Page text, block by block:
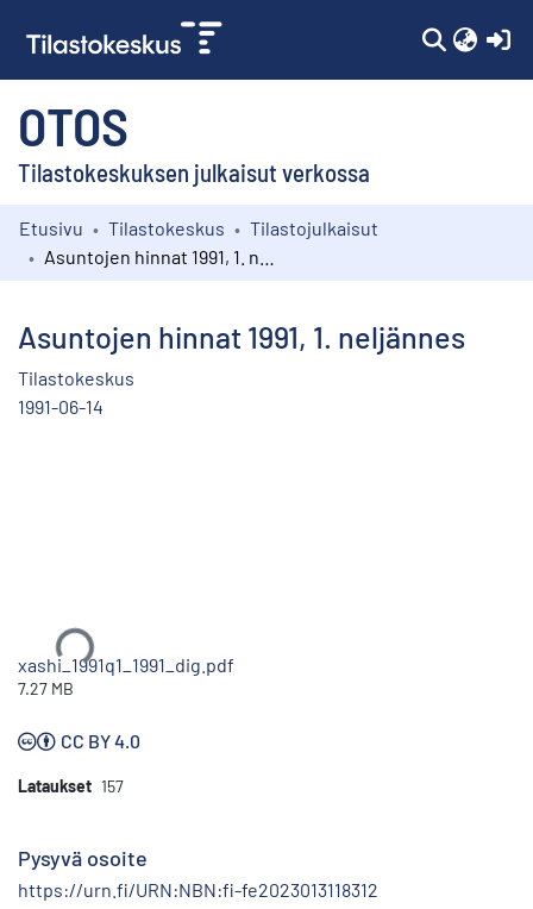
OTOS
Tilastokeskuksen julkaisut verkossa
Kokoelmat
Etusivu Tilastokeskus
Tilastojulkaisut
Asuntojen hinnat 1991, 1. neljännes
Tilastokeskus
1991-06-14
Ladataan...
xashi_1991q1_1991_dig.pdf
7.27 MB
CC BY 4.0
Lataukset 157
Pysyvä osoite
https://urn.fi/URN:NBN:fi-fe2023013118312